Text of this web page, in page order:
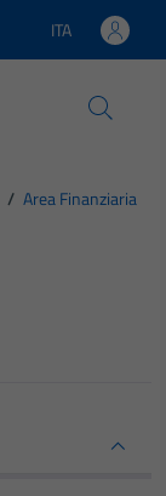
Lingua attiva:
ITA
/ Area Finanziaria